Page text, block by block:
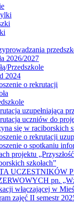
2026/2027
Przedszkole
2024
o rekrutacji
uzupełniająca
uczniów do
się w raciborskich
o rekrutacji
o spotkaniu
projektu
szkołach”
UCZESTNIKÓW
pn.
włączającej w
zajęć II semestr